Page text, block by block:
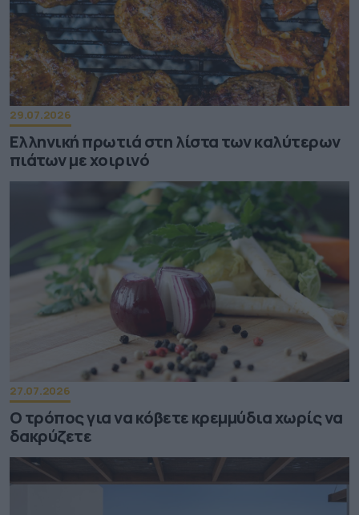
29.07.2026
Ελληνική πρωτιά στη λίστα των καλύτερων
πιάτων με χοιρινό
27.07.2026
Ο τρόπος για να κόβετε κρεμμύδια χωρίς να
δακρύζετε